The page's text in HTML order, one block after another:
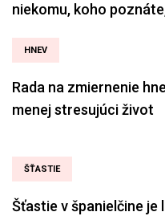
niekomu, koho
HNEV
Rada na zmiernenie
menej stresujúci život
ŠŤASTIE
Šťastie v španielčine je